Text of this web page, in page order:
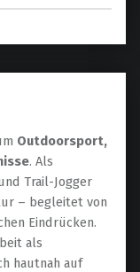
Outdoorsport,
. Als
Trail-Jogger
– begleitet von
Eindrücken.
als
hautnah auf